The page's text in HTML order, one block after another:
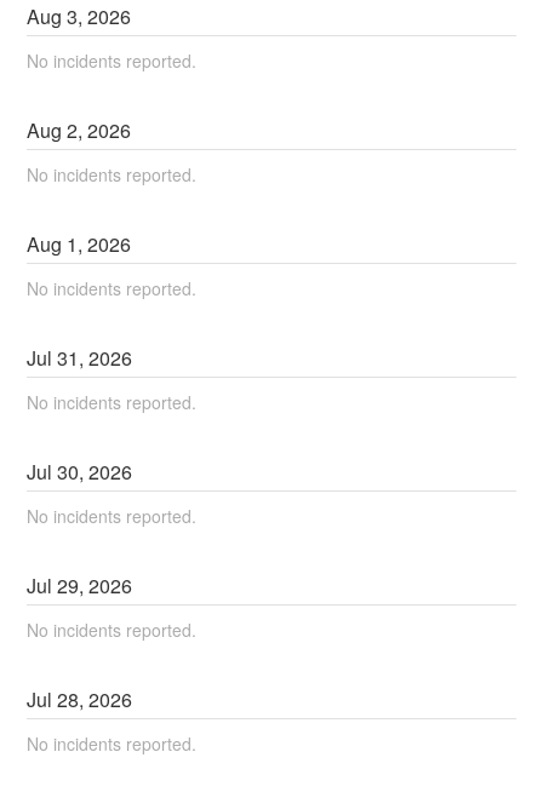
Aug3,2026
No incidents reported.
Aug2,2026
No incidents reported.
Aug 1,2026
No incidents reported.
Jul31,2026
No incidents reported.
Jul30,2026
No incidents reported.
Jul29,2026
No incidents reported.
Jul28,2026
No incidents reported.